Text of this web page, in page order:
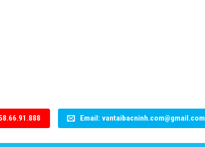
Email: vantaibacninh.com@gmail.com